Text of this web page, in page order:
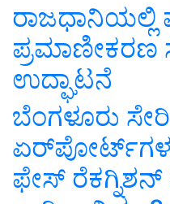
ರಾಜಧಾನಿಯಲ್ಲಿ
ಪ್ರಮಾಣೀಕರಣ
ಉದ್ಘಾಟನೆ
ಬೆಂಗಳೂರು
ಫೇಸ್‌